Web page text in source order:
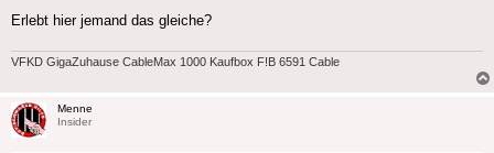
Erlebt hier jemand das gleiche?
VFKD GigaZuhause CableMax 1000 Kaufbox F!B 6591 Cable
Menne
Insider